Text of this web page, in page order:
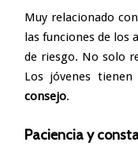
Muy relacionado
las funciones de los
de riesgo. No solo
Los jóvenes
consejo.
Paciencia y